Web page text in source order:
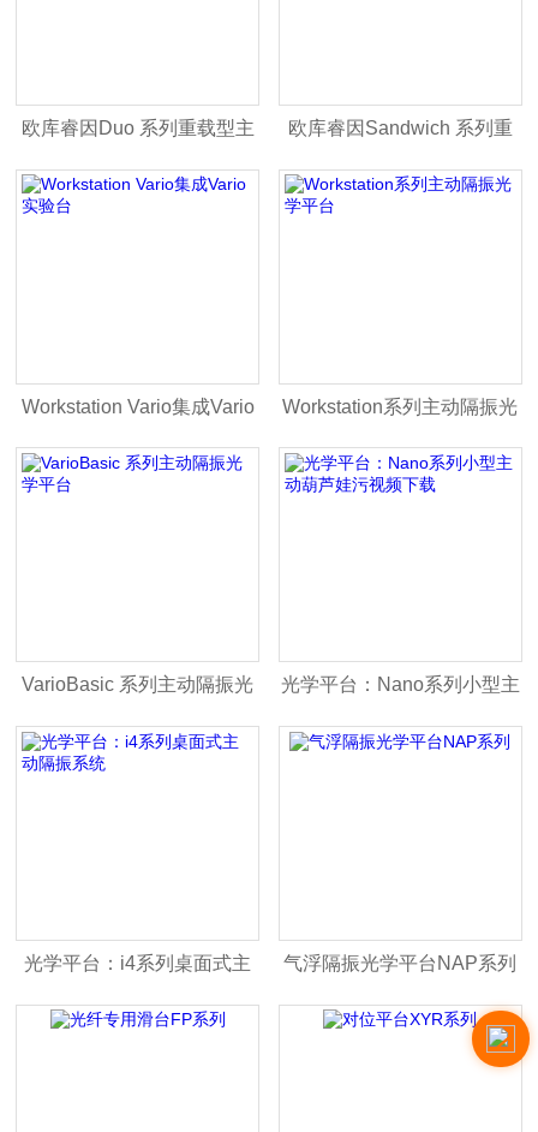
欧库睿因Duo 系列重载型主
动隔振模组
欧库睿因Sandwich 系列重
负载葫芦娃污视频下载
Workstation Vario集成Vario
实验台
Workstation系列主动隔振光
学平台
VarioBasic 系列主动隔振光
学平台
光学平台：Nano系列小型主
动葫芦娃污视频下载
光学平台：i4系列桌面式主
动隔振系统
气浮隔振光学平台NAP系列